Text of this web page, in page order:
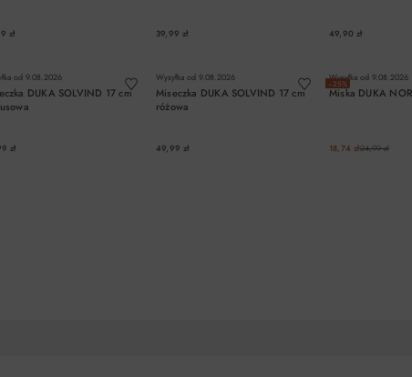
zł 39,99 zł 49,90 zł
od 9.08.2026
DUKA SOLVIND 17 cm
zł
Wysyłka od 9.08.2026
Miseczka DUKA SOLVIND 17 cm
różowa
49,99 zł
−25%
Wysyłka od 9.08.2026
Miska DUKA
18,74 zł24,99 zł